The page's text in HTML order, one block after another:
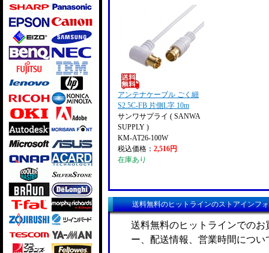
アンテナケーブル ごく細
S2.5C-FB 片側L字 10m
サンワサプライ ( SANWA
SUPPLY )
KM-AT26-100W
税込価格： 2,516円
在庫あり
送料無料のヒットラインのストアインフ
送料無料のヒットラインでの
ー、配送情報、営業時間につ